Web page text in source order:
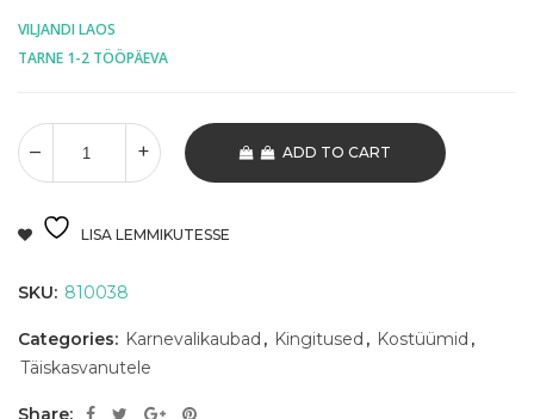
VILJANDI LAOS
TARNE 1-2 TÖÖPÄEVA
ADD TO CART
LISA LEMMIKUTESSE
SKU: 810038
Categories: Karnevalikaubad , Kingitused , Kostüümid ,
Täiskasvanutele
Share: